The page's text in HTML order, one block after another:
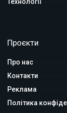
Проєкти
Про нас
Контакти
Реклама
Політика